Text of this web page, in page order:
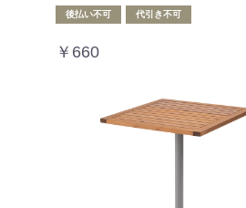
後払い不可 代引き不可
￥660